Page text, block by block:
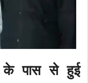
के पास से हुई